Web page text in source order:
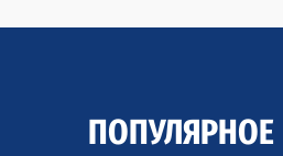
ПОПУЛЯРНОЕ